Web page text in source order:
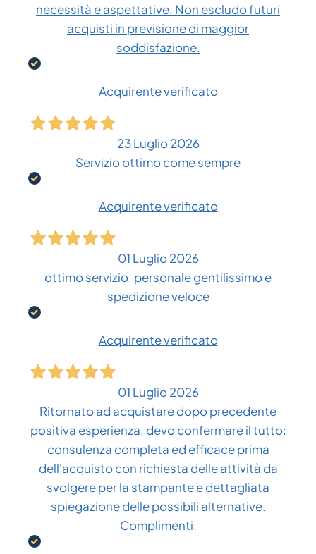
necessità e aspettative. Non escludo futuri
acquisti in previsione di maggior
soddisfazione.
Acquirente verificato
23 Luglio 2026
Servizio ottimo come sempre
Acquirente verificato
01 Luglio 2026
ottimo servizio, personale gentilissimo e
spedizione veloce
Acquirente verificato
01 Luglio 2026
Ritornato ad acquistare dopo precedente
positiva esperienza, devo confermare il tutto:
consulenza completa ed efficace prima
dell'acquisto con richiesta delle attività da
svolgere per la stampante e dettagliata
spiegazione delle possibili alternative.
Complimenti.